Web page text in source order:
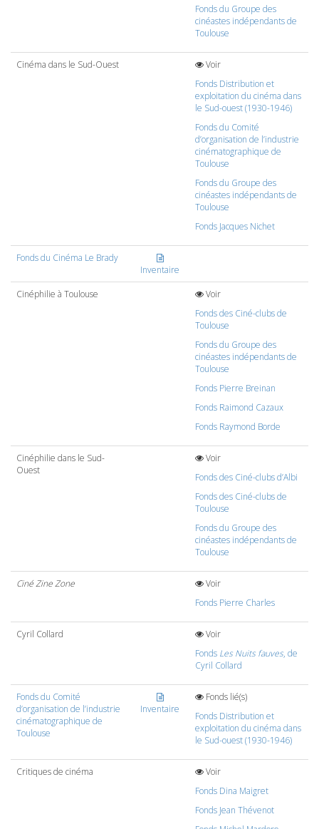
Fonds du Groupe des
cinéastes indépendants de
Toulouse
Cinéma dans le Sud-Ouest
Voir
Fonds Distribution et
exploitation du cinéma dans
le Sud-ouest (1930-1946)
Fonds du Comité
d’organisation de l’industrie
cinématographique de
Toulouse
Fonds du Groupe des
cinéastes indépendants de
Toulouse
Fonds Jacques Nichet
Fonds du Cinéma Le Brady
Inventaire
Cinéphilie à Toulouse
Voir
Fonds des Ciné-clubs de
Toulouse
Fonds du Groupe des
cinéastes indépendants de
Toulouse
Fonds Pierre Breinan
Fonds Raimond Cazaux
Fonds Raymond Borde
Cinéphilie dans le Sud-
Ouest
Voir
Fonds des Ciné-clubs d’Albi
Fonds des Ciné-clubs de
Toulouse
Fonds du Groupe des
cinéastes indépendants de
Toulouse
Ciné Zine Zone
Voir
Fonds Pierre Charles
Cyril Collard
Voir
Fonds Les Nuits fauves, de
Cyril Collard
Fonds du Comité
d’organisation de l’industrie
cinématographique de
Toulouse
Inventaire
Fonds lié(s)
Fonds Distribution et
exploitation du cinéma dans
le Sud-ouest (1930-1946)
Critiques de cinéma
Voir
Fonds Dina Maigret
Fonds Jean Thévenot